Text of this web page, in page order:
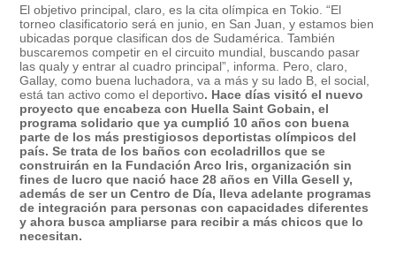
El objetivo principal, claro, es la cita olímpica en Tokio. “El
torneo clasificatorio será en junio, en San Juan, y estamos bien
ubicadas porque clasifican dos de Sudamérica. También
buscaremos competir en el circuito mundial, buscando pasar
las qualy y entrar al cuadro principal”, informa. Pero, claro,
Gallay, como buena luchadora, va a más y su lado B, el social,
está tan activo como el deportivo. Hace días visitó el nuevo
proyecto que encabeza con Huella Saint Gobain, el
programa solidario que ya cumplió 10 años con buena
parte de los más prestigiosos deportistas olímpicos del
país. Se trata de los baños con ecoladrillos que se
construirán en la Fundación Arco Iris, organización sin
fines de lucro que nació hace 28 años en Villa Gesell y,
además de ser un Centro de Día, lleva adelante programas
de integración para personas con capacidades diferentes
y ahora busca ampliarse para recibir a más chicos que lo
necesitan.